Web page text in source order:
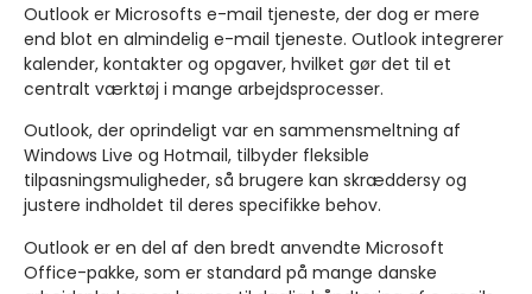
Outlook er Microsofts e-mail tjeneste, der dog er mere
end blot en almindelig e-mail tjeneste. Outlook integrerer
kalender, kontakter og opgaver, hvilket gør det til et
centralt værktøj i mange arbejdsprocesser.
Outlook, der oprindeligt var en sammensmeltning af
Windows Live og Hotmail, tilbyder fleksible
tilpasningsmuligheder, så brugere kan skræddersy og
justere indholdet til deres specifikke behov.
Outlook er en del af den bredt anvendte Microsoft
Office-pakke, som er standard på mange danske